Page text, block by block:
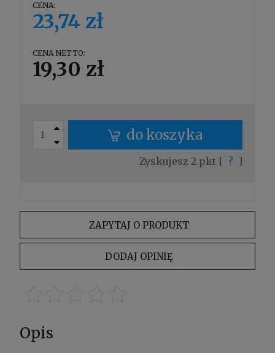
CENA:
23,74 zł
CENA NETTO:
19,30 zł
do koszyka
Zyskujesz 2pkt [ ? ]
ZAPYTAJ O PRODUKT
DODAJ OPINIĘ
Opis